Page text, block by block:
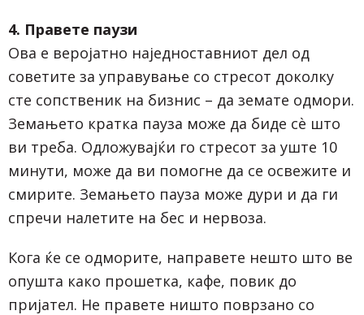
4. Правете паузи
Ова е веројатно наједноставниот дел од
советите за управување со стресот доколку
сте сопственик на бизнис – да земате одмори.
Земањето кратка пауза може да биде сѐ што
ви треба. Одложувајќи го стресот за уште 10
минути, може да ви помогне да се освежите и
смирите. Земањето пауза може дури и да ги
спречи налетите на бес и нервоза.
Кога ќе се одморите, направете нешто што ве
опушта како прошетка, кафе, повик до
пријател. Не правете ништо поврзано со